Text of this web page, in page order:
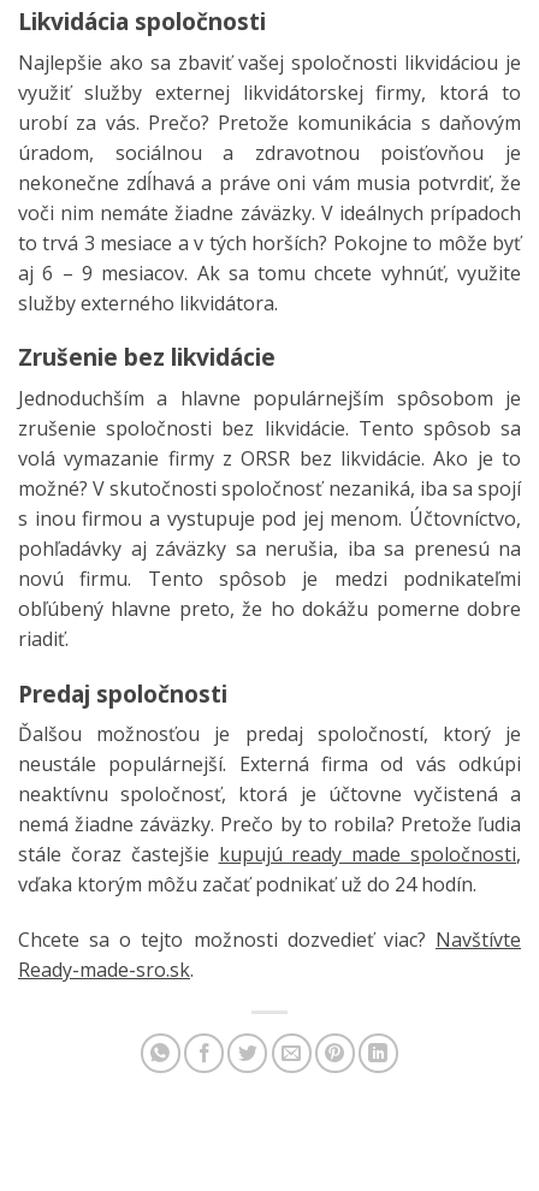
Likvidácia spoločnosti
Najlepšie ako sa zbaviť vašej spoločnosti likvidáciou je
využiť služby externej likvidátorskej firmy, ktorá to
urobí za vás. Prečo? Pretože komunikácia s daňovým
úradom, sociálnou a zdravotnou poisťovňou je
nekonečne zdĺhavá a práve oni vám musia potvrdiť, že
voči nim nemáte žiadne záväzky. V ideálnych prípadoch
to trvá 3 mesiace a v tých horších? Pokojne to môže byť
aj 6 – 9 mesiacov. Ak sa tomu chcete vyhnúť, využite
služby externého likvidátora.
Zrušenie bez likvidácie
Jednoduchším a hlavne populárnejším spôsobom je
zrušenie spoločnosti bez likvidácie. Tento spôsob sa
volá vymazanie firmy z ORSR bez likvidácie. Ako je to
možné? V skutočnosti spoločnosť nezaniká, iba sa spojí
s inou firmou a vystupuje pod jej menom. Účtovníctvo,
pohľadávky aj záväzky sa nerušia, iba sa prenesú na
novú firmu. Tento spôsob je medzi podnikateľmi
obľúbený hlavne preto, že ho dokážu pomerne dobre
riadiť.
Predaj spoločnosti
Ďalšou možnosťou je predaj spoločností, ktorý je
neustále populárnejší. Externá firma od vás odkúpi
neaktívnu spoločnosť, ktorá je účtovne vyčistená a
nemá žiadne záväzky. Prečo by to robila? Pretože ľudia
stále čoraz častejšie kupujú ready made spoločnosti,
vďaka ktorým môžu začať podnikať už do 24 hodín.
Chcete sa o tejto možnosti dozvedieť viac? Navštívte
Ready-made-sro.sk.